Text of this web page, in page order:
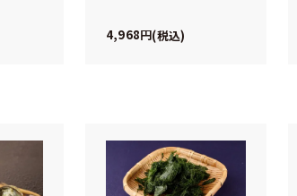
4,968 税込